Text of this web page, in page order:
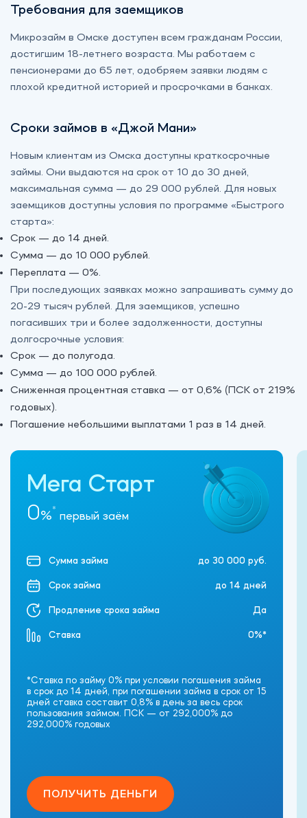
Требования для заемщиков
Микрозайм в Омске доступен всем гражданам России,
достигшим 18-летнего возраста. Мы работаем с
пенсионерами до 65 лет, одобряем заявки людям с
плохой кредитной историей и просрочками в банках.
Сроки займов в «Джой Мани»
Новым клиентам из Омска доступны краткосрочные
займы. Они выдаются на срок от 10 до 30 дней,
максимальная сумма — до 29 000 рублей. Для новых
заемщиков доступны условия по программе «‎Быстрого
старта»:
Срок — до 14 дней.
Сумма — до 10 000 рублей.
Переплата — 0%.
При последующих заявках можно запрашивать сумму до
20-29 тысяч рублей. Для заемщиков, успешно
погасивших три и более задолженности, доступны
долгосрочные условия:
Срок — до полугода.
Сумма — до 100 000 рублей.
Сниженная процентная ставка — от 0,6% (ПСК от 219%
годовых).
Погашение небольшими выплатами 1 раз в 14 дней.
Мега Старт
0%* первый заём
Сумма займа до 30 000 руб.
Срок займа до 14 дней
Продление срока займа Да
Ставка 0%*
*Ставка по займу 0% при условии погашения займа
в срок до 14 дней, при погашении займа в срок от 15
дней ставка составит 0,8% в день за весь срок
пользования займом. ПСК — от 292,000% до
292,000% годовых
ПОЛУЧИТЬ ДЕНЬГИ